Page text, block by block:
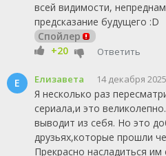
всей видимости,
предсказание будущего :D
Спойлер
+20
Ответить
Е Елизавета 14 декабря
Я несколько раз
сериала,и это
выводит из себя. Но это
друзьях,которые прошли
Прекрасно насладиться